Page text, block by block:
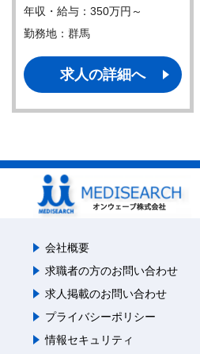
年収・給与：350万円～
勤務地：群馬
求人の詳細へ
会社概要
求職者の方のお問い合わせ
求人掲載のお問い合わせ
プライバシーポリシー
情報セキュリティ